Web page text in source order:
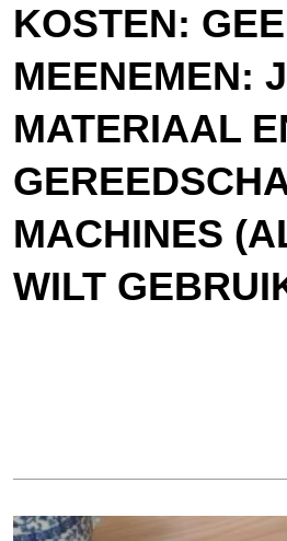
KOSTEN:
MEENEMEN:
MATERIAAL
MACHINES
WILT